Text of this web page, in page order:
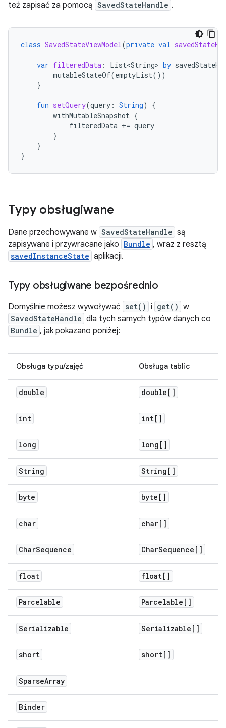
też zapisać za pomocą SavedStateHandle .
class SavedStateViewModel(private val
var filteredData : List<String> by
mutableStateOf(emptyList())
}
fun setQuery(query : String)
{
withMutableSnapshot {
filteredData += query
}
}
}
Typy obsługiwane
Dane przechowywane w SavedStateHandle są
zapisywane i przywracane jako Bundle , wraz z resztą
savedInstanceState aplikacji.
Typy obsługiwane bezpośrednio
Domyślnie możesz wywoływać set() i get() w
SavedStateHandle dla tych samych typów danych co
Bundle , jak pokazano poniżej:
Obsługa typu/zajęć Obsługa tablic
double double[]
int int[]
long long[]
String String[]
byte byte[]
char char[]
CharSequence CharSequence[]
float float[]
Parcelable Parcelable[]
Serializable Serializable[]
short short[]
SparseArray
Binder